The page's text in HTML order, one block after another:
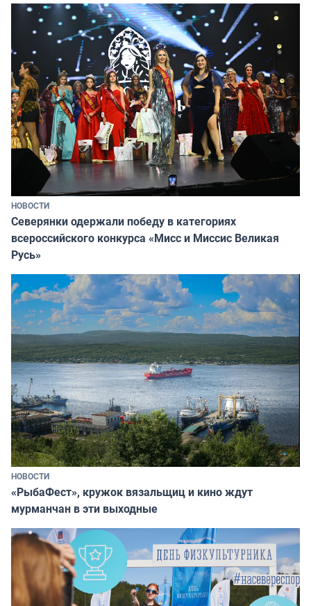
НОВОСТИ
Северянки одержали победу в категориях
всероссийского конкурса «Мисс и Миссис Великая
Русь»
НОВОСТИ
«РыбаФест», кружок вязальщиц и кино ждут
мурманчан в эти выходные